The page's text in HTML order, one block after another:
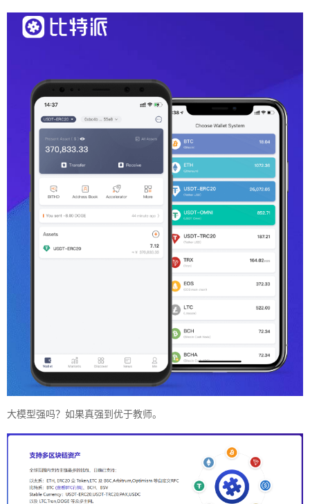
大模型强吗？如果真强到优于教师。